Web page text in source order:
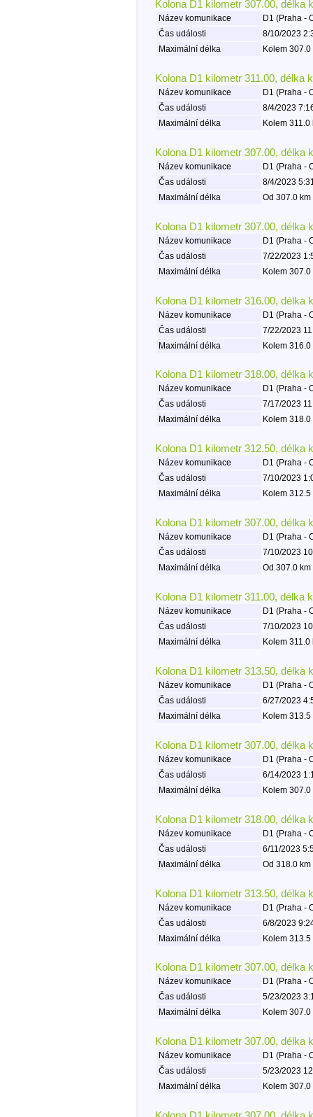
Kolona D1 kilometr 307.00, délka
Název komunikace
D1 (Praha -
Čas události
8/10/2023
Maximální délka
Kolem
Kolona D1 kilometr 311.00, délka
Název komunikace
D1 (Praha -
Čas události
8/4/2023
Maximální délka
Kolem
Kolona D1 kilometr 307.00, délka
Název komunikace
D1 (Praha -
Čas události
8/4/2023
Maximální délka
Od 307.0
Kolona D1 kilometr 307.00, délka
Název komunikace
D1 (Praha -
Čas události
7/22/2023
Maximální délka
Kolem
Kolona D1 kilometr 316.00, délka
Název komunikace
D1 (Praha -
Čas události
7/22/2023
Maximální délka
Kolem
Kolona D1 kilometr 318.00, délka
Název komunikace
D1 (Praha -
Čas události
7/17/2023
Maximální délka
Kolem
Kolona D1 kilometr 312.50, délka
Název komunikace
D1 (Praha -
Čas události
7/10/2023
Maximální délka
Kolem
Kolona D1 kilometr 307.00, délka
Název komunikace
D1 (Praha -
Čas události
7/10/2023
Maximální délka
Od 307.0
Kolona D1 kilometr 311.00, délka
Název komunikace
D1 (Praha -
Čas události
7/10/2023
Maximální délka
Kolem
Kolona D1 kilometr 313.50, délka
Název komunikace
D1 (Praha -
Čas události
6/27/2023
Maximální délka
Kolem
Kolona D1 kilometr 307.00, délka
Název komunikace
D1 (Praha -
Čas události
6/14/2023
Maximální délka
Kolem
Kolona D1 kilometr 318.00, délka
Název komunikace
D1 (Praha -
Čas události
6/11/2023
Maximální délka
Od 318.0
Kolona D1 kilometr 313.50, délka
Název komunikace
D1 (Praha -
Čas události
6/8/2023
Maximální délka
Kolem
Kolona D1 kilometr 307.00, délka
Název komunikace
D1 (Praha -
Čas události
5/23/2023
Maximální délka
Kolem
Kolona D1 kilometr 307.00, délka
Název komunikace
D1 (Praha -
Čas události
5/23/2023
Maximální délka
Kolem